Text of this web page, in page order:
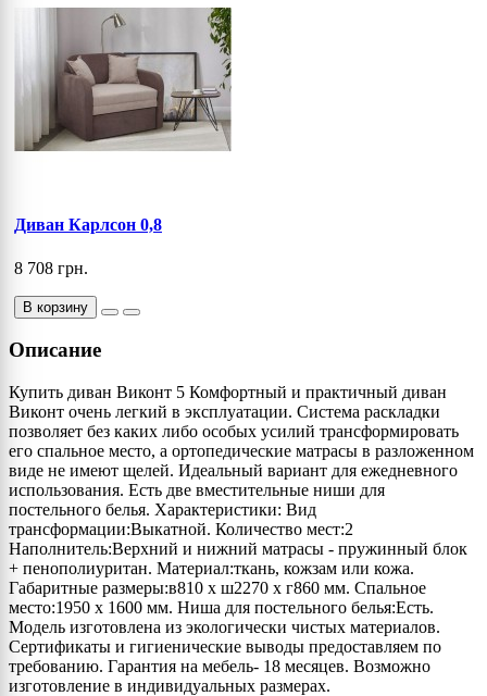
Диван Карлсон 0,8
8 708 грн.
В корзину
Описание
Купить диван Виконт 5 Комфортный и практичный диван
Виконт очень легкий в эксплуатации. Система раскладки
позволяет без каких либо особых усилий трансформировать
его спальное место, а ортопедические матрасы в разложенном
виде не имеют щелей. Идеальный вариант для ежедневного
использования. Есть две вместительные ниши для
постельного белья. Характеристики: Вид
трансформации:Выкатной. Количество мест:2
Наполнитель:Верхний и нижний матрасы - пружинный блок
+ пенополиуритан. Материал:ткань, кожзам или кожа.
Габаритные размеры:в810 х ш2270 х г860 мм. Спальное
место:1950 х 1600 мм. Ниша для постельного белья:Есть.
Модель изготовлена из экологически чистых материалов.
Сертификаты и гигиенические выводы предоставляем по
требованию. Гарантия на мебель- 18 месяцев. Возможно
изготовление в индивидуальных размерах.